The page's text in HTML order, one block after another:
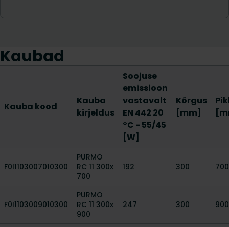
Kaubad
Kauba kood
Kauba
kirjeldus
Soojuse
emissioon
vastavalt
EN 442 20
°C - 55/45
[W]
Kõrgus
[mm]
F0I1103007010300
PURMO
RC 11 300x
700
192 300 700
F0I1103009010300
PURMO
RC 11 300x
900
247 300 900